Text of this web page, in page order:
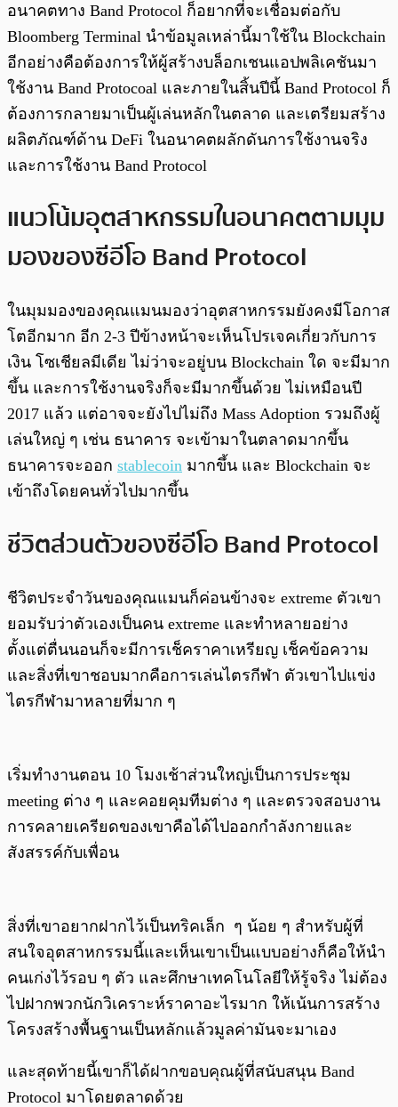
อนาคตทาง Band Protocol ก็อยากที่จะเชื่อมต่อกับ
Bloomberg Terminal นำข้อมูลเหล่านี้มาใช้ใน Blockchain
อีกอย่างคือต้องการให้ผู้สร้างบล็อกเชนแอปพลิเคชันมา
ใช้งาน Band Protocoal และภายในสิ้นปีนี้ Band Protocol ก็
ต้องการกลายมาเป็นผู้เล่นหลักในตลาด และเตรียมสร้าง
ผลิตภัณฑ์ด้าน DeFi ในอนาคตผลักดันการใช้งานจริง
และการใช้งาน Band Protocol
แนวโน้มอุตสาหกรรมในอนาคตตามมุม
มองของซีอีโอ Band Protocol
ในมุมมองของคุณแมนมองว่าอุตสาหกรรมยังคงมีโอกาส
โตอีกมาก อีก 2-3 ปีข้างหน้าจะเห็นโปรเจคเกี่ยวกับการ
เงิน โซเชียลมีเดีย ไม่ว่าจะอยู่บน Blockchain ใด จะมีมาก
ขึ้น และการใช้งานจริงก็จะมีมากขึ้นด้วย ไม่เหมือนปี
2017 แล้ว แต่อาจจะยังไปไม่ถึง Mass Adoption รวมถึงผู้
เล่นใหญ่ ๆ เช่น ธนาคาร จะเข้ามาในตลาดมากขึ้น
ธนาคารจะออก stablecoin มากขึ้น และ Blockchain จะ
เข้าถึงโดยคนทั่วไปมากขึ้น
ชีวิตส่วนตัวของซีอีโอ Band Protocol
ชีวิตประจำวันของคุณแมนก็ค่อนข้างจะ extreme ตัวเขา
ยอมรับว่าตัวเองเป็นคน extreme และทำหลายอย่าง
ตั้งแต่ตื่นนอนก็จะมีการเช็คราคาเหรียญ เช็คข้อความ
และสิ่งที่เขาชอบมากคือการเล่นไตรกีฬา ตัวเขาไปแข่ง
ไตรกีฬามาหลายที่มาก ๆ
เริ่มทำงานตอน 10 โมงเช้าส่วนใหญ่เป็นการประชุม
meeting ต่าง ๆ และคอยคุมทีมต่าง ๆ และตรวจสอบงาน
การคลายเครียดของเขาคือได้ไปออกกำลังกายและ
สังสรรค์กับเพื่อน
สิ่งที่เขาอยากฝากไว้เป็นทริคเล็ก ๆ น้อย ๆ สำหรับผู้ที่
สนใจอุตสาหกรรมนี้และเห็นเขาเป็นแบบอย่างก็คือให้นำ
คนเก่งไว้รอบ ๆ ตัว และศึกษาเทคโนโลยีให้รู้จริง ไม่ต้อง
ไปฝากพวกนักวิเคราะห์ราคาอะไรมาก ให้เน้นการสร้าง
โครงสร้างพื้นฐานเป็นหลักแล้วมูลค่ามันจะมาเอง
และสุดท้ายนี้เขาก็ได้ฝากขอบคุณผู้ที่สนับสนุน Band
Protocol มาโดยตลาดด้วย